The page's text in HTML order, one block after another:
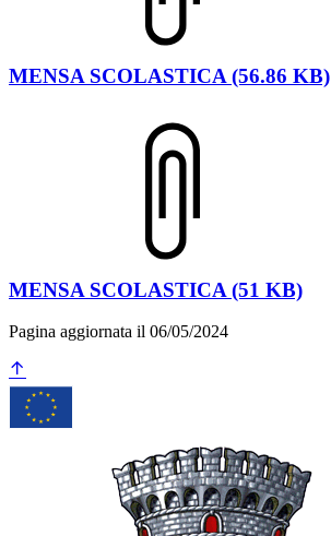
MENSA SCOLASTICA (56.86 KB)
MENSA SCOLASTICA (51 KB)
Pagina aggiornata il 06/05/2024